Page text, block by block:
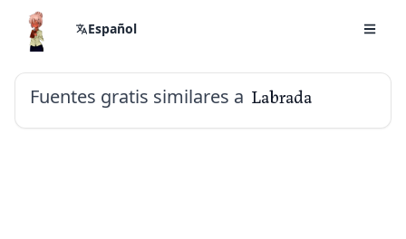
Español
Fuentes gratis similares a Labrada